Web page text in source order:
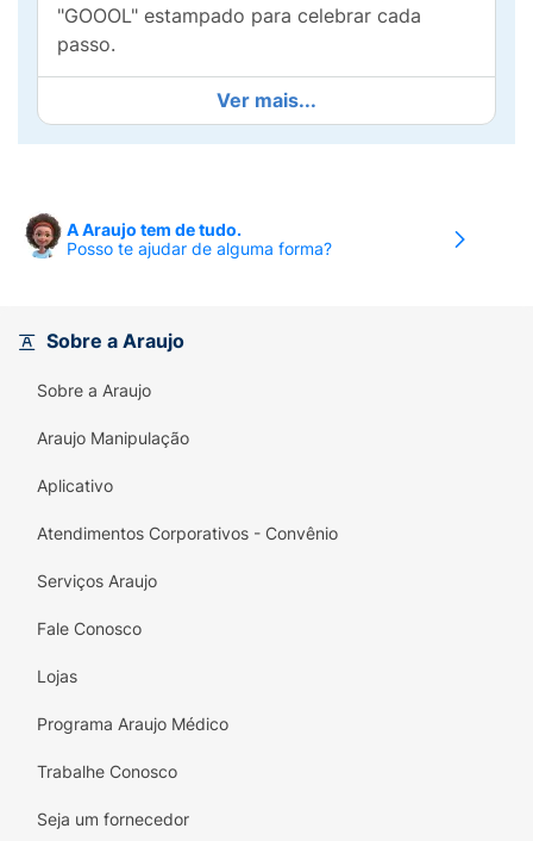
"GOOOL" estampado para celebrar cada
passo.
Além do visual de campeão, ele entrega tudo
o que consagrou aHavaianascomo a marca
número um do Brasil e do mundo: é
uma durabilidade incrível. As tradicionais tiras
pretas com a logomarca em relevo e o
proporciona a segurança necessária para que
a criança possa correr e brincar livremente,
seja na praia, na piscina ou no dia a dia.
Principais Benefícios:
Conforto Absoluto:
100% borracha, garantindo pisadas leves e
frisos antiderrapantes que evitam
temática de futebol que as crianças
adoram.
Alta Durabilidade:
Ver mais...
A Araujo tem de tudo.
Posso te ajudar de alguma forma?
Sobre a Araujo
Sobre a Araujo
Araujo Manipulação
Aplicativo
Atendimentos Corporativos - Convênio
Serviços Araujo
Fale Conosco
Lojas
Programa Araujo Médico
Trabalhe Conosco
Seja um fornecedor